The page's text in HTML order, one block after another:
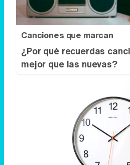
Canciones que marcan
¿Por qué recuerdas
mejor que las nuevas?